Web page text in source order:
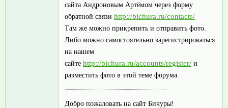
сайта Андроновым Артёмом через форму
обратной связи http://bichura.ru/contacts/
Там же можно прикрепить и отправить фото.
Либо можно самостоятельно зарегистрироваться
на нашем
сайте http://bichura.ru/accounts/register/ и
разместить фото в этой теме форума.
Добро пожаловать на сайт Бичуры!